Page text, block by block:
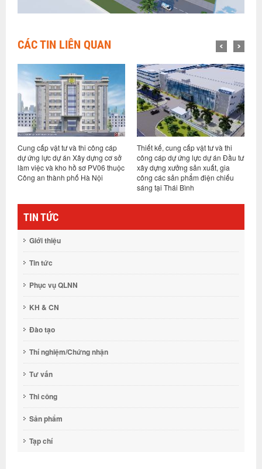
CÁC TIN LIÊN QUAN
Cung cấp vật tư và thi công cáp
dự ứng lực dự án Xây dựng cơ sở
làm việc và kho hồ sơ PV06 thuộc
Công an thành phố Hà Nội
Thiết kế, cung cấp vật tư và thi
công cáp dự ứng lực dự án Đầu tư
xây dựng xưởng sản xuất, gia
công các sản phẩm điện chiếu
sáng tại Thái Bình
TIN TỨC
Giới thiệu
Tin tức
Phục vụ QLNN
KH & CN
Đào tạo
Thí nghiệm/Chứng nhận
Tư vấn
Thi công
Sản phẩm
Tạp chí